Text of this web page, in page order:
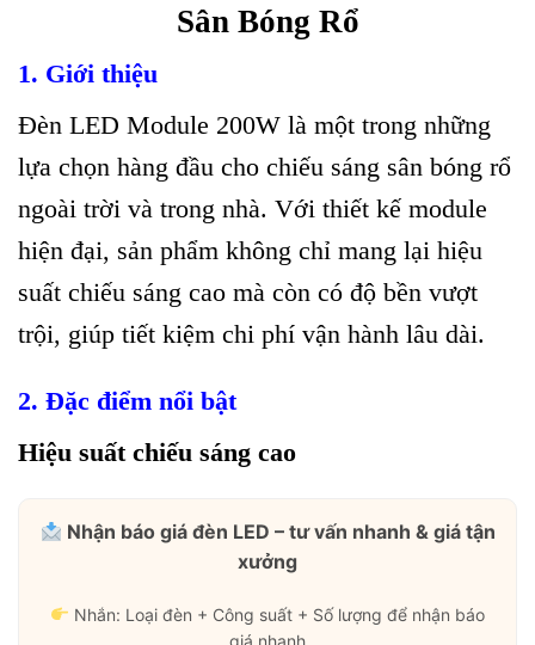
Sân Bóng Rổ
1. Giới thiệu
Đèn LED Module 200W là một trong những
lựa chọn hàng đầu cho chiếu sáng sân bóng rổ
ngoài trời và trong nhà. Với thiết kế module
hiện đại, sản phẩm không chỉ mang lại hiệu
suất chiếu sáng cao mà còn có độ bền vượt
trội, giúp tiết kiệm chi phí vận hành lâu dài.
2. Đặc điểm nổi bật
Hiệu suất chiếu sáng cao
Nhận báo giá đèn LED – tư vấn nhanh & giá tận
xưởng
Nhắn: Loại đèn + Công suất + Số lượng để nhận báo
giá nhanh